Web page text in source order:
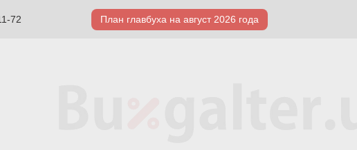
72 План главбуха на август 2026 года